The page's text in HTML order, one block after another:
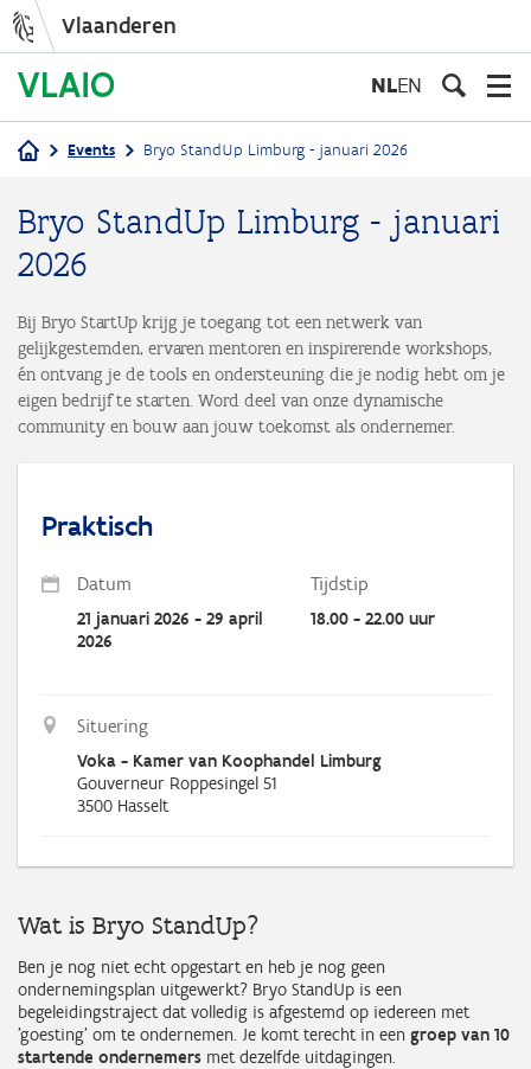
inhoud
Vlaanderen
NLEN
Events Bryo StandUp Limburg - januari 2026
Bryo StandUp Limburg - januari
2026
Bij Bryo StartUp krijg je toegang tot een netwerk van
gelijkgestemden, ervaren mentoren en inspirerende workshops,
én ontvang je de tools en ondersteuning die je nodig hebt om je
eigen bedrijf te starten. Word deel van onze dynamische
community en bouw aan jouw toekomst als ondernemer.
Praktisch
Datum Tijdstip
21 januari 2026 - 29 april
2026
18.00 - 22.00 uur
Situering
Voka - Kamer van Koophandel Limburg
Gouverneur Roppesingel 51
3500 Hasselt
Wat is Bryo StandUp?
Ben je nog niet echt opgestart en heb je nog geen
ondernemingsplan uitgewerkt? Bryo StandUp is een
begeleidingstraject dat volledig is afgestemd op iedereen met
'goesting' om te ondernemen. Je komt terecht in een groep van 10
startende ondernemers met dezelfde uitdagingen.